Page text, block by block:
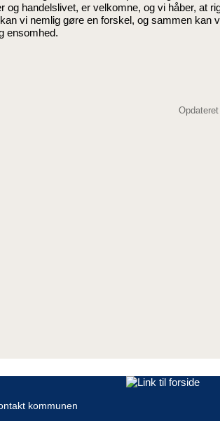
og handelslivet, er velkomne, og vi håber, at
vi nemlig gøre en forskel, og sammen kan
ensomhed.
kommunen